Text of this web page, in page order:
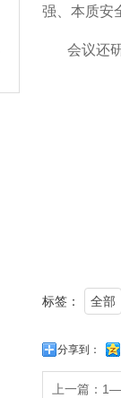
强、本质安
会议还
标签： 全部
分享到：
上一篇：